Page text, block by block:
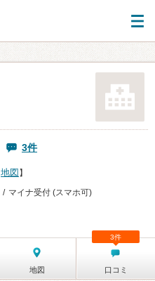
3件
地図 】
マイナ受付 (スマホ可)
地図 口コミ
3件